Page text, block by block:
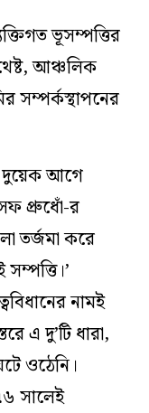
ভূসম্পত্তির
আঞ্চলিক
সম্পর্কস্থাপনের
দুয়েক আগে
প্রুধোঁ-র
তর্জমা করে
নামই
এ দু’টি ধারা,
ওঠেনি।
সালেই